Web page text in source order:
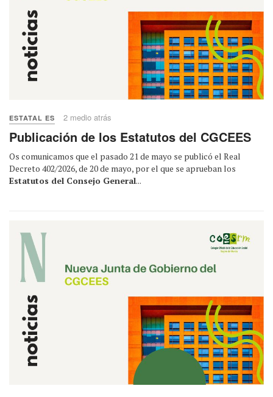
ESTATAL ES 2 medio atrás
Publicación de los Estatutos del CGCEES
Os comunicamos que el pasado 21 de mayo se publicó el Real
Decreto 402/2026, de 20 de mayo, por el que se aprueban los
Estatutos del Consejo General...